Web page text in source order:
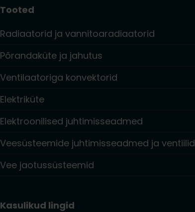
Tooted
Radiaatorid ja vannitoaradiaatorid
Põrandaküte ja jahutus
Ventilaatoriga konvektorid
Elektriküte
Elektroonilised juhtimisseadmed
Veesüsteemide juhtimisseadmed ja ventiilid
Vee jaotussüsteemid
Kasulikud lingid